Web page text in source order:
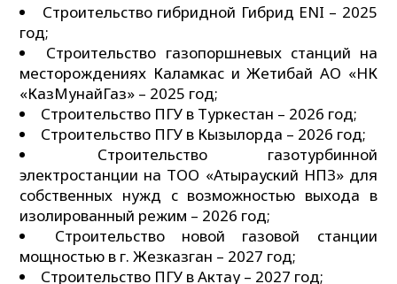
Строительство гибридной Гибрид ENI – 2025
год;
Строительство газопоршневых станций на
месторождениях Каламкас и Жетибай АО «НК
«КазМунайГаз» – 2025 год;
Строительство ПГУ в Туркестан – 2026 год;
Строительство ПГУ в Кызылорда – 2026 год;
Строительство газотурбинной
электростанции на ТОО «Атырауский НПЗ» для
собственных нужд с возможностью выхода в
изолированный режим – 2026 год;
Строительство новой газовой станции
мощностью в г. Жезказган – 2027 год;
Строительство ПГУ в Актау – 2027 год;